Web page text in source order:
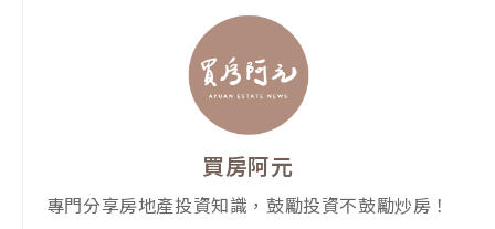
買房阿元
專門分享房地產投資知識，鼓勵投資不鼓勵炒房！